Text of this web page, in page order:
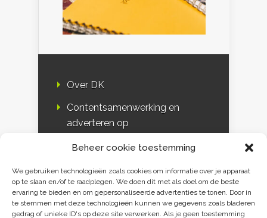
Beheer cookie toestemming
We gebruiken technologieën zoals cookies om informatie over je apparaat
op te slaan en/of te raadplegen. We doen dit met als doel om de beste
ervaring te bieden en om gepersonaliseerde advertenties te tonen. Door in
te stemmen met deze technologieën kunnen we gegevens zoals bladeren
gedrag of unieke ID's op deze site verwerken. Als je geen toestemming
Over DK
Contentsamenwerking en
adverteren op
DK & media
Disclaimer